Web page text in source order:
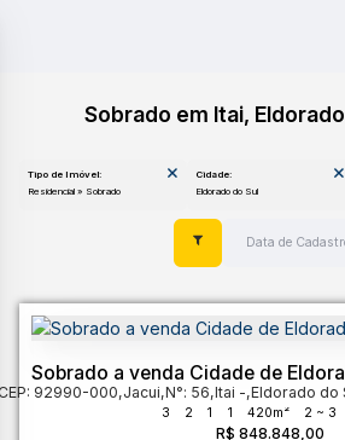
Sobrado em Itai,
Tipo de Imóvel:
Cidade:
Sobrado a venda Cidade de
R$ 848.848,00
92990-000,Jacui,N°: 56,Itai ,Eldorado do
3 2 1 1 420m² 2 ~ 3